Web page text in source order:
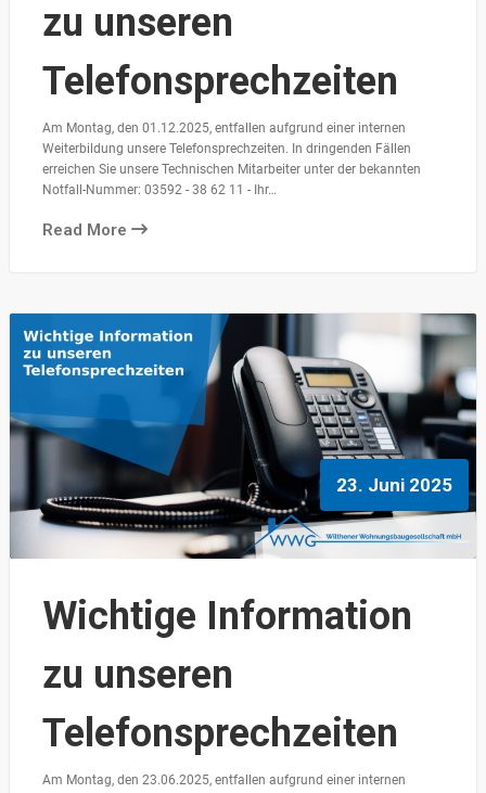
zu unseren
Telefonsprechzeiten
Am Montag, den 01.12.2025, entfallen aufgrund einer internen
Weiterbildung unsere Telefonsprechzeiten. In dringenden Fällen
erreichen Sie unsere Technischen Mitarbeiter unter der bekannten
Notfall-Nummer: 03592 - 38 62 11 - Ihr…
Read More
23. Juni 2025
Wichtige Information
zu unseren
Telefonsprechzeiten
Am Montag, den 23.06.2025, entfallen aufgrund einer internen